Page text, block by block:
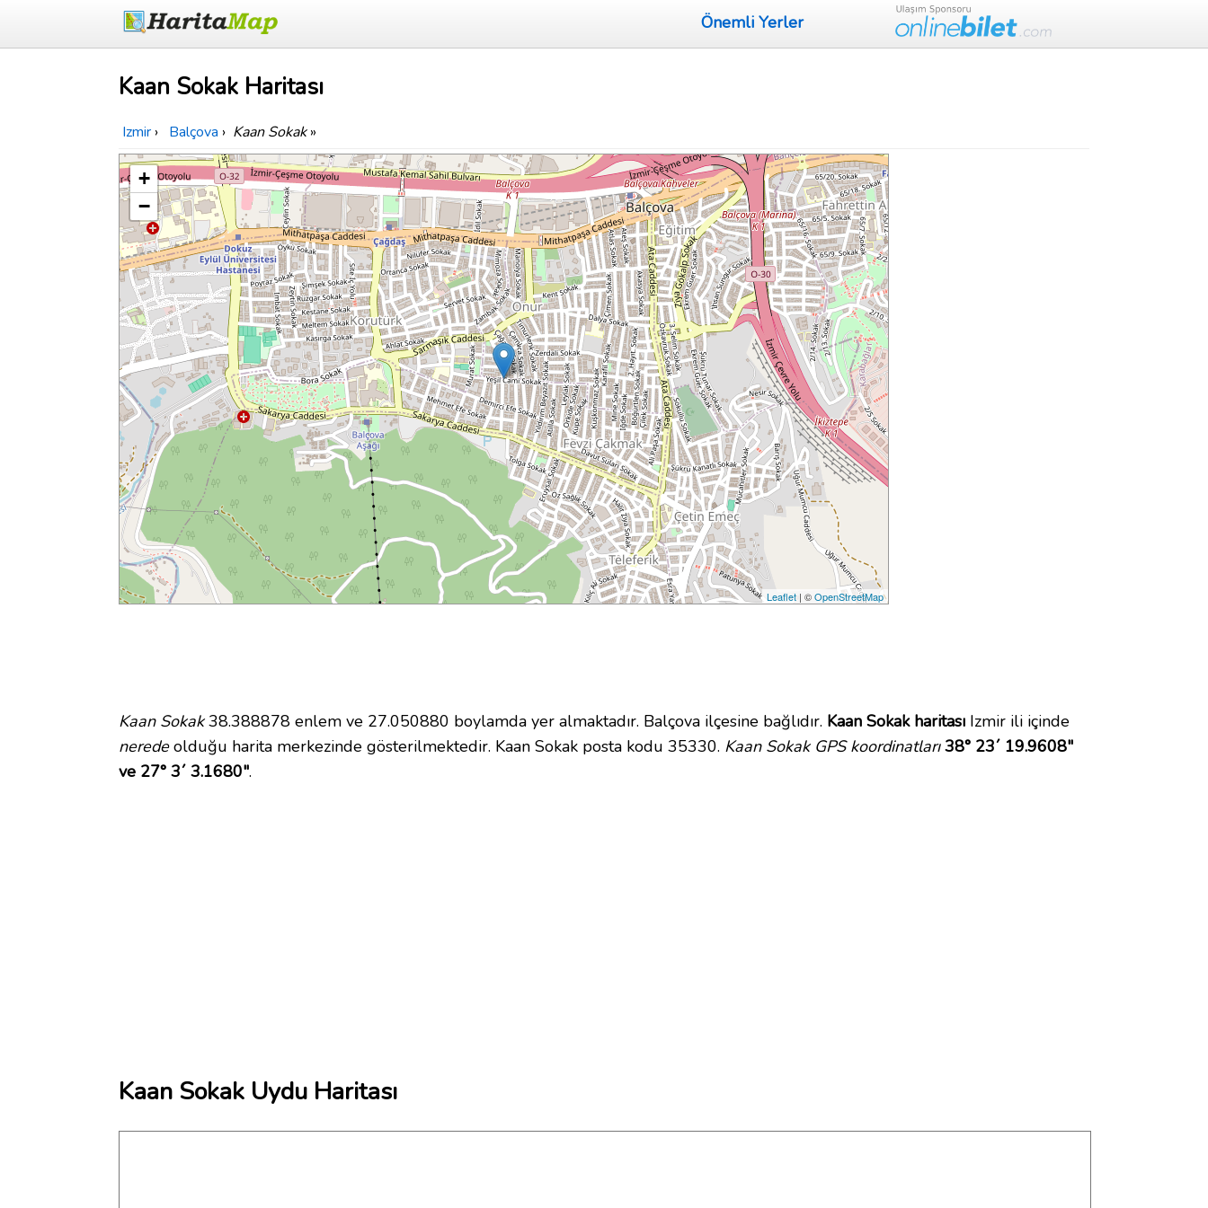
Önemli Yerler
Kaan Sokak Haritası
Izmir › Balçova › Kaan Sokak»
+
−
Leaflet | ©OpenStreetMap
Kaan Sokak38.388878 enlem ve 27.050880 boylamda yer almaktadır. Balçova ilçesine bağlıdır. Kaan Sokak haritası Izmir ili içinde
neredeolduğu harita merkezinde gösterilmektedir. Kaan Sokak posta kodu 35330. Kaan Sokak GPS koordinatları 38° 23´ 19.9608"
ve 27° 3´ 3.1680".
Kaan Sokak Uydu Haritası